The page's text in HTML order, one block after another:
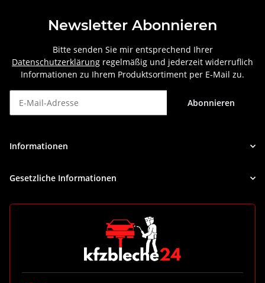
Newsletter Abonnieren
Bitte senden Sie mir entsprechend Ihrer
Datenschutzerklärung regelmäßig und jederzeit widerruflich
Informationen zu Ihrem Produktsortiment per E-Mail zu.
Abonnieren
Informationen
Gesetzliche Informationen